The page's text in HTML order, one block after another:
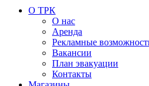
О ТРК
О нас
Аренда
Рекламные
Вакансии
План эвакуации
Контакты